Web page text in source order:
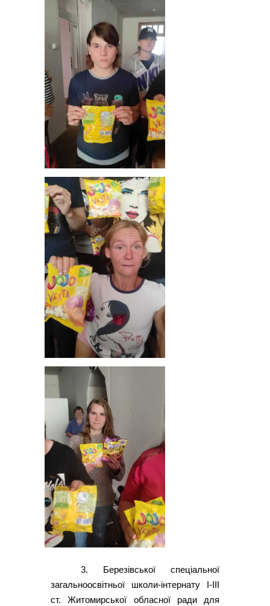
3. Березівської спеціальної
загальноосвітньої школи-інтернату І-ІІІ
ст. Житомирської обласної ради для